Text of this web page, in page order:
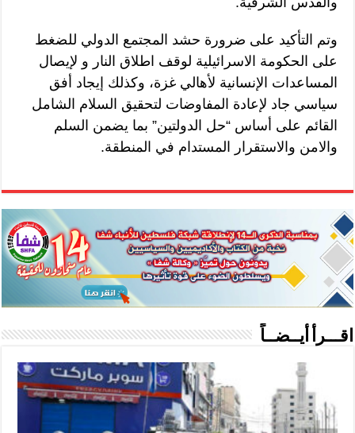
وتم التأكيد على ضرورة حشد المجتمع الدولي للضغط
على الحكومة الاسرائيلية لوقف اطلاق النار و لإيصال
المساعدات الإنسانية لأهالي غزة، وكذلك إيجاد أفق
سياسي جاد لإعادة المفاوضات لتحقيق السلام الشامل
القائم على أساس “حل الدولتين” بما يضمن السلم
والامن والاستقرار المستدام في المنطقة.
اقـــرأ أيــضــاً